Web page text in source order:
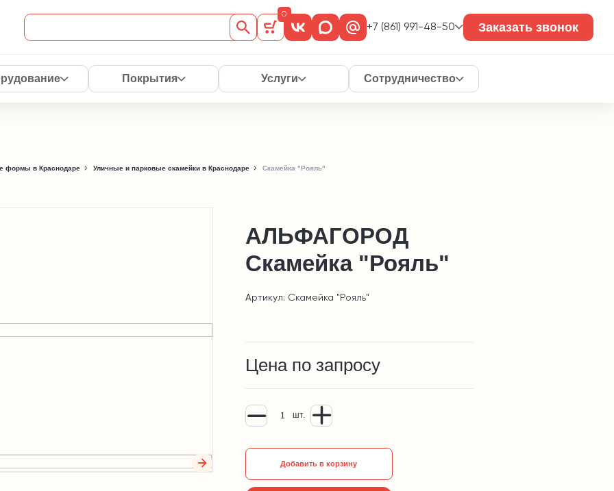
0
+7 (861) 991-48-50 Заказать звонок
Покрытия Услуги Сотрудничество
формы в Краснодаре Уличные и парковые скамейки в Краснодаре Скамейка "Рояль"
АЛЬФАГОРОД
Скамейка "Рояль"
Артикул: Скамейка "Рояль"
Цена по запросу
шт.
Добавить в корзину